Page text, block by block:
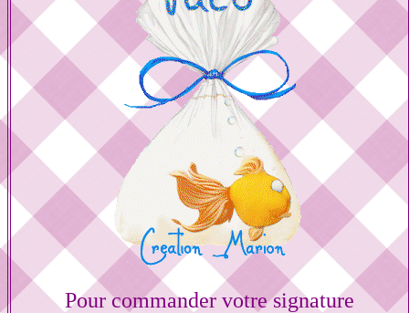
Pour commander votre signature